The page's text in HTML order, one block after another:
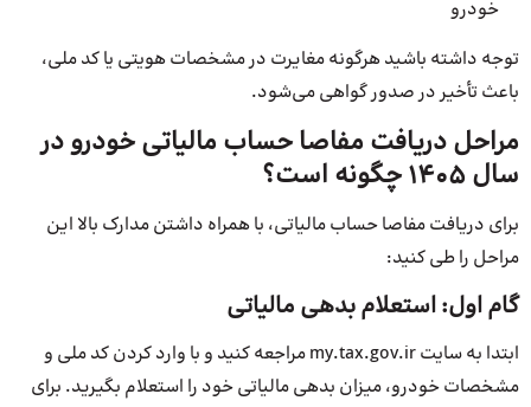
خودرو
توجه داشته باشید هرگونه مغایرت در مشخصات هویتی یا کد ملی،
باعث تأخیر در صدور گواهی می‌شود.
مراحل دریافت مفاصا حساب مالیاتی خودرو در
سال 1405 چگونه است؟
برای دریافت مفاصا حساب مالیاتی، با همراه داشتن مدارک بالا این
مراحل را طی کنید:
گام اول: استعلام بدهی مالیاتی
ابتدا به سایت my.tax.gov.ir مراجعه کنید و با وارد کردن کد ملی و
مشخصات خودرو، میزان بدهی مالیاتی خود را استعلام بگیرید. برای